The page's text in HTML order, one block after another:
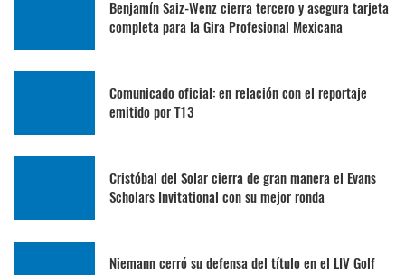
Benjamín Saiz-Wenz cierra tercero y asegura tarjeta
completa para la Gira Profesional Mexicana
Comunicado oficial: en relación con el reportaje
emitido por T13
Cristóbal del Solar cierra de gran manera el Evans
Scholars Invitational con su mejor ronda
Niemann cerró su defensa del título en el LIV Golf